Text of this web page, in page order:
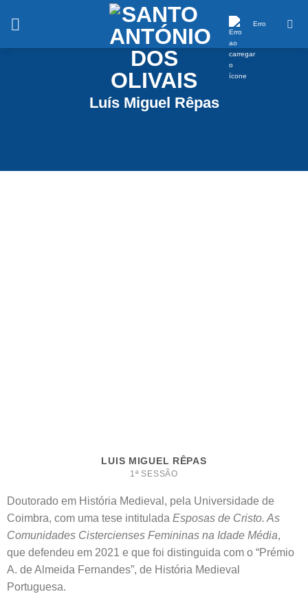
Erro
Luís Miguel Rêpas
LUIS MIGUEL RÊPAS
1ª SESSÃO
Doutorado em História Medieval, pela Universidade de
Coimbra, com uma tese intitulada Esposas de Cristo. As
Comunidades Cistercienses Femininas na Idade Média,
que defendeu em 2021 e que foi distinguida com o “Prémio
A. de Almeida Fernandes”, de História Medieval
Portuguesa.